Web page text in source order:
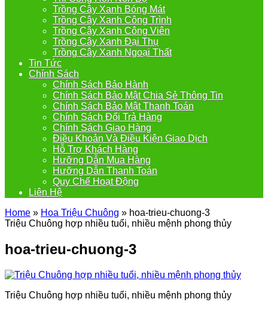
Trồng Cây Xanh Bóng Mát
Trồng Cây Xanh Công Trình
Trồng Cây Xanh Công Viên
Trồng Cây Xanh Đại Thụ
Trồng Cây Xanh Ngoại Thất
Tin Tức
Chính Sách
Chính Sách Bảo Hành
Chính Sách Bảo Mật Chia Sẻ Thông Tin
Chính Sách Bảo Mật Thanh Toán
Chính Sách Đổi Trả Hàng
Chính Sách Giao Hàng
Điều Khoản Và Điều Kiện Giao Dịch
Hỗ Trợ Khách Hàng
Hưỡng Dẫn Mua Hàng
Hưỡng Dẫn Thanh Toán
Quy Chế Hoạt Động
Liên Hệ
Home » Hoa Triệu Chuông » hoa-trieu-chuong-3
Triệu Chuông hợp nhiều tuổi, nhiều mệnh phong thủy
hoa-trieu-chuong-3
Triệu Chuông hợp nhiều tuổi, nhiều mệnh phong thủy